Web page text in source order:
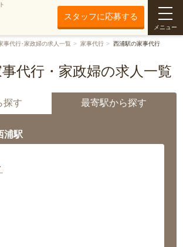
スタッフに応募する
メニュー
事代行･家政婦の求人一覧 家事代行 西浦駅の家事代行
代行・家政婦の求人一覧
探す 最寄駅から探す
浦駅